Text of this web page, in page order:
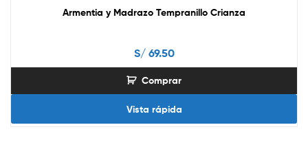
Armentia y Madrazo Tempranillo Crianza
S/69.50
Comprar
Vista rápida